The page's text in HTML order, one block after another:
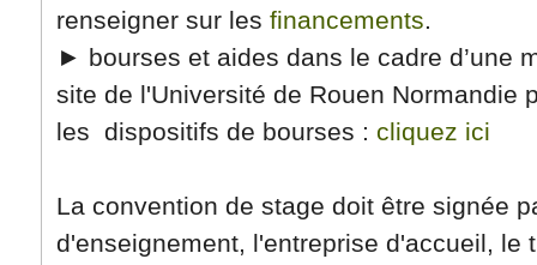
renseigner sur les financements.
► bourses et aides dans le cadre d’une
site de l'Université de Rouen Normandie
les dispositifs de bourses : cliquez ici
La convention de stage doit être signée
d'enseignement, l'entreprise d'accueil, le